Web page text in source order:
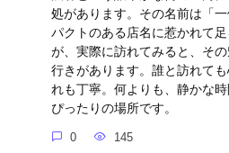
処があります。その名前は「
パクトのある店名に惹かれて
が、実際に訪れてみると、そ
行きがあります。誰と訪れて
れも丁寧。何よりも、静かな
ぴったりの場所です。
0 145